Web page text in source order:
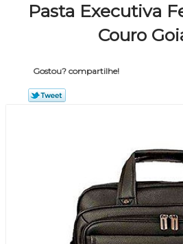
Pasta Executiva
Couro
Gostou? compartilhe!